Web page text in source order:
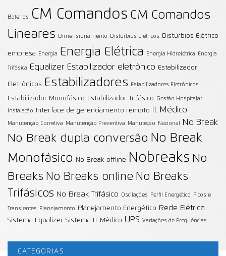
Baterias CM Comandos CM Comandos
Lineares
Dimensionamento Distúrbios Eletricos Distúrbios Elétrico
empresa Energia Energia Elétrica Energia Hidrelétrica Energia
Trifásica Equalizer Estabilizador eletrônico Estabilizador
Eletrônicos Estabilizadores Estabilizadores Eletrônicos
Estabilizador Monofásico Estabilizador Trifásico Gestão Hospitalar
Instalação Interface de gerenciamento remoto It Médico
Manutenção Corretiva Manutenção Preventiva Manuteção Nacional No Break
No Break dupla conversão No Break
Monofásico
No Break offline Nobreaks No
Breaks No Breaks online No Breaks
Trifásicos No Break Trifásico Oscilações Perfil Energético Picos e
Transientes Planejamento Planejamento Energético Rede Elétrica
Sistema Equalizer Sistema IT Médico UPS Variações de Frequências
CATEGORIAS